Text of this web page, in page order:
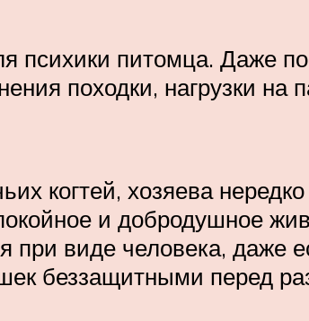
психики питомца. Даже
походки, нагрузки на
когтей, хозяева
и добродушное
при виде человека, даже
беззащитными перед